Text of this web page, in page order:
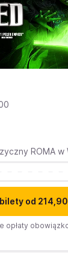
ROMA w
od 214,90
opłaty